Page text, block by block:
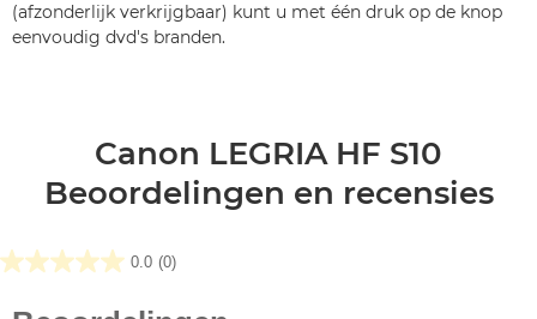
(afzonderlijk verkrijgbaar) kunt u met één druk op de knop
eenvoudig dvd's branden.
Canon LEGRIA HF S10
Beoordelingen en recensies
0.0 (0)
0.0